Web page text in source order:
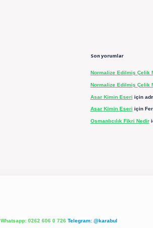
Son yorumlar
Normalize Edilmiş Çelik
Normalize Edilmiş Çelik
Asar Kimin Eseri için
Asar Kimin Eseri için
Osmanlıcılık Fikri Nedir
Whatsapp: 0262 606 0 726 Telegram: @karabul